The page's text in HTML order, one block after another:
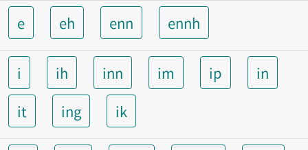
e eh enn ennh
i ih inn im ip
in
it
ing ik